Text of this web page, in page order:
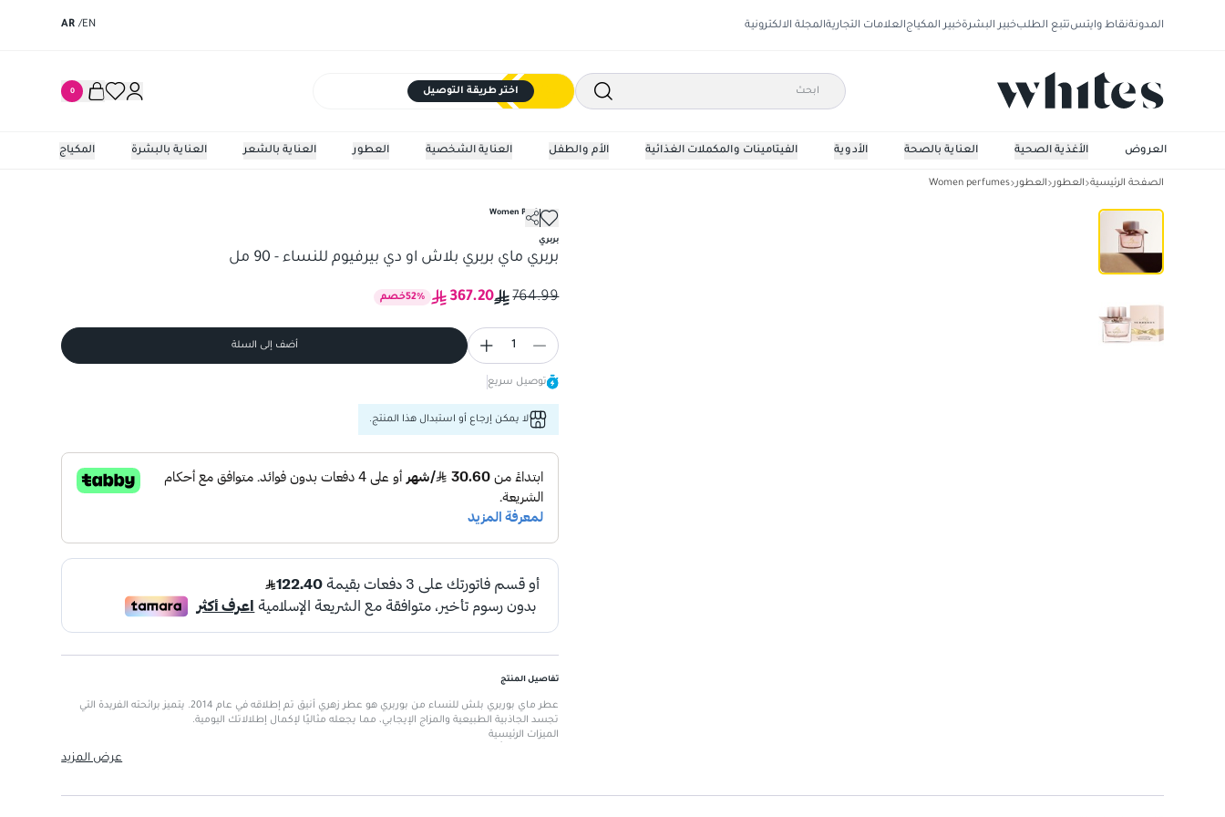
المدونةنقاط وايتستتبع الطلبخبير البشرةخبير المكياجالعلامات التجاريةالمجلة الالكترونية EN
/
AR
اختر طريقة التوصيل 0
المكياج العناية بالبشرة العناية بالشعر العطور العناية الشخصية الأم والطفل الفيتامينات والمكملات الغذائية الأدوية العناية بالصحة الأغذية الصحية العروض
الصفحة الرئيسية العطور العطور Women perfumes
بربري ماي بربري بلاش او دي بيرفيوم للنساء - 90 مل
Women Perfumes
بربري
بربري ماي بربري بلاش او دي بيرفيوم للنساء - 90 مل
764.99
367.20
52% خصم
1 أضف إلى السلة
توصيل سريع
لا يمكن إرجاع أو استبدال هذا المنتج.
تفاصيل المنتج
عطر ماي بوربري بلش للنساء من بوربري هو عطر زهري أنيق تم إطلاقه في عام 2014. يتميز برائحته الفريدة التي
تجسد الجاذبية الطبيعية والمزاج الإيجابي، مما يجعله مثاليًا لإكمال إطلالاتك اليومية.
الميزات الرئيسية
نفحات أساسية: الورد الدمشقي، الورد، الباتشولي، المسك، الجلد، البنفسج
عرض المزيد